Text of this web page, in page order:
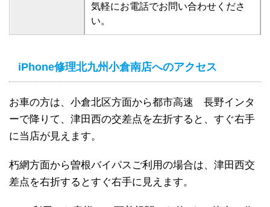
気軽にお電話でお問い合わせくださ
い。
iPhone修理北九州小倉南店へのアクセス
お車の方は、小倉北区方面から都市高速 長野インタ
ーで降りて、津田西の交差点を左折すると、すぐ右手
に当店が見えます。
朽網方面から曽根バイパスご利用の場合は、津田西交
差点を右折するとすぐ右手に見えます。